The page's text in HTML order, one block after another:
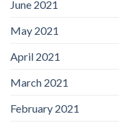
June 2021
May 2021
April 2021
March 2021
February 2021